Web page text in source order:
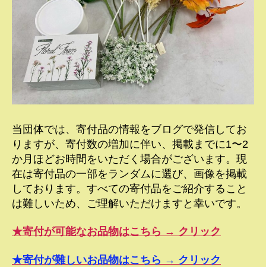
当団体では、寄付品の情報をブログで発信してお
りますが、寄付数の増加に伴い、掲載までに1〜2
か月ほどお時間をいただく場合がございます。現
在は寄付品の一部をランダムに選び、画像を掲載
しております。すべての寄付品をご紹介すること
は難しいため、ご理解いただけますと幸いです。
★寄付が可能なお品物はこちら → クリック
★寄付が難しいお品物はこちら → クリック